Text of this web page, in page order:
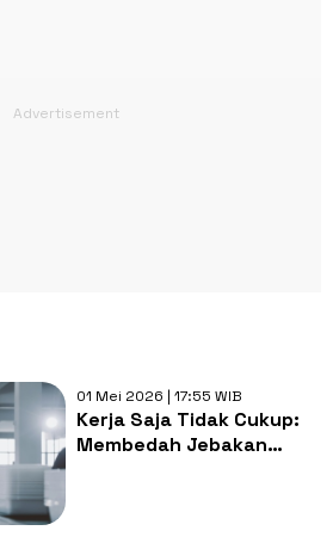
01 Mei 2026 | 17:55 WIB
Kerja Saja Tidak Cukup:
Membedah Jebakan